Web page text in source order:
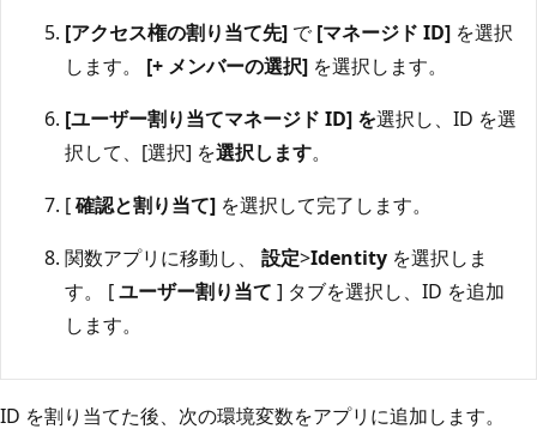
[アクセス権の割り当て先] で[マネージド ID] を選択
します。 [+ メンバーの選択] を選択します。
[ユーザー割り当てマネージド ID] を選択し、ID を選
択して、[選択] を選択します。
[確認と割り当て] を選択して完了します。
関数アプリに移動し、 設定>Identity を選択しま
す。 [ユーザー割り当て ] タブを選択し、ID を追加
します。
ID を割り当てた後、次の環境変数をアプリに追加します。